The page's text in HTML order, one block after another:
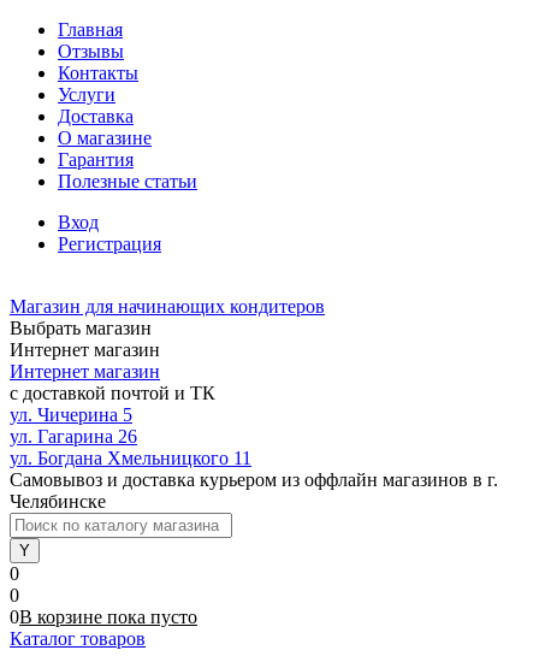
Главная
Отзывы
Контакты
Услуги
Доставка
О магазине
Гарантия
Полезные статьи
Вход
Регистрация
Магазин для начинающих кондитеров
Выбрать магазин
Интернет магазин
Интернет магазин
с доставкой почтой и ТК
ул. Чичерина 5
ул. Гагарина 26
ул. Богдана Хмельницкого 11
Самовывоз и доставка курьером из оффлайн магазинов в г.
Челябинске
0
0
0В корзине пока пусто
Каталог товаров